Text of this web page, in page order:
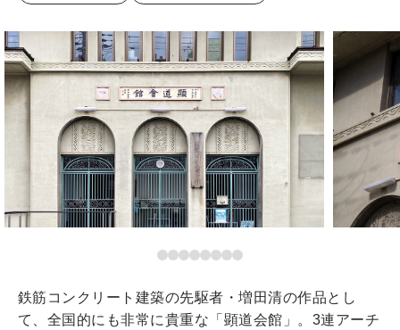
鉄筋コンクリート建築の先駆者・増田清の作品とし
て、全国的にも非常に貴重な「顕道会館」。3連アーチ